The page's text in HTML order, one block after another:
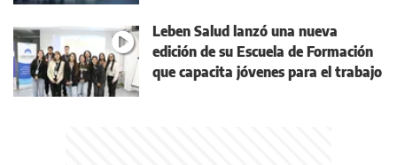
Leben Salud lanzó una nueva
edición de su Escuela de Formación
que capacita jóvenes para el trabajo